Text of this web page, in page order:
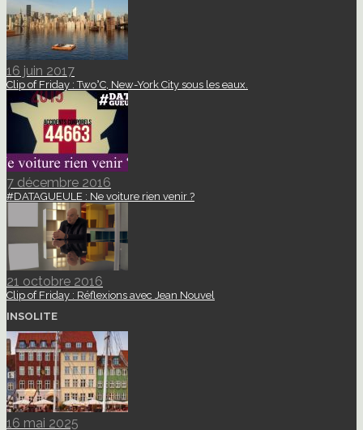
16 juin 2017
Clip of Friday : Two°C, New-York City sous les eaux.
7 décembre 2016
#DATAGUEULE : Ne voiture rien venir ?
21 octobre 2016
Clip of Friday : Réflexions avec Jean Nouvel
INSOLITE
16 mai 2025